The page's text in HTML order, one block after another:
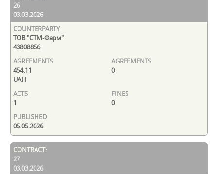
26
03.03.2026
ТОВ "СТМ-Фарм"
43808856
454.11
UAH
0
1 0
05.05.2026
27
03.03.2026